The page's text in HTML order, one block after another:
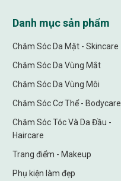
Danh mục sản phẩm
Chăm Sóc Da Mặt - Skincare
Chăm Sóc Da Vùng Mắt
Chăm Sóc Da Vùng Môi
Chăm Sóc Cơ Thể - Bodycare
Chăm Sóc Tóc Và Da Đầu -
Haircare
Trang điểm - Makeup
Phụ kiện làm đẹp